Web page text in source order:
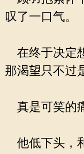
叹了一口气。
在终于决定
那渴望只不过
真是可笑的
他低下头，